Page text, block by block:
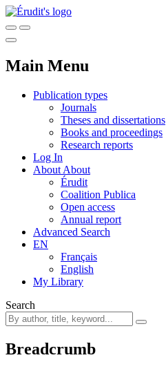
Main Menu
Publication types
Journals
Theses and dissertations
Books and proceedings
Research reports
Log In
About About
Érudit
Coalition Publica
Open access
Annual report
Advanced Search
EN
Français
English
My Library
Search
Breadcrumb